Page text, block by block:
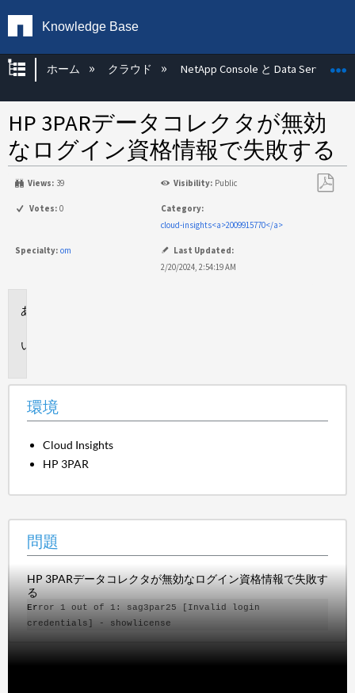
Knowledge Base
グローバル階層を展開/折りたたむ
ホーム クラウド NetApp Console と Data Services
HP 3PARデータコレクタが無効
なログイン資格情報で失敗する
Views: 39 Visibility: Public
Votes: 0
Category:
cloud-insights<a>2009915770</a>
Specialty: om
Last Updated:
2/20/2024, 2:54:19 AM
環境
Cloud Insights
HP 3PAR
問題
HP 3PARデータコレクタが無効なログイン資格情報で失敗す
る
Error 1 out of 1: sag3par25 [Invalid login
credentials] - showlicense